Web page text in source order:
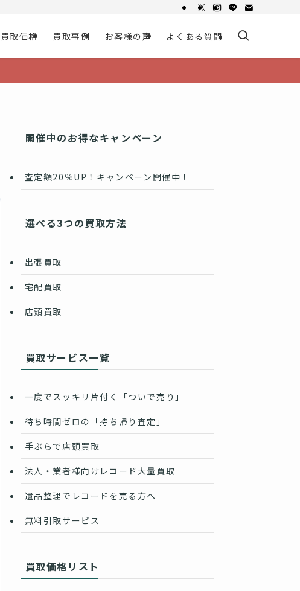
買取価格 買取事例 お客様の声 よくある質問
開催中のお得なキャンペーン
査定額20％UP！キャンペーン開催中！
選べる3つの買取方法
出張買取
宅配買取
店頭買取
買取サービス一覧
一度でスッキリ片付く「ついで売り」
待ち時間ゼロの「持ち帰り査定」
手ぶらで店頭買取
法人・業者様向けレコード大量買取
遺品整理でレコードを売る方へ
無料引取サービス
買取価格リスト